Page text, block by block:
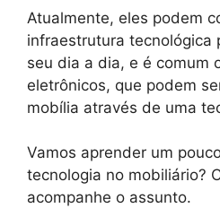
Atualmente, eles podem
infraestrutura tecnológica
seu dia a dia, e é comum
eletrônicos, que podem
mobília através de uma
Vamos aprender um
tecnologia no mobiliário?
acompanhe o assunto.